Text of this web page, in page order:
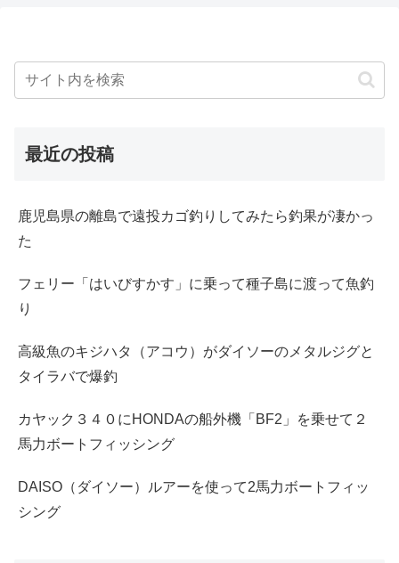
最近の投稿
鹿児島県の離島で遠投カゴ釣りしてみたら釣果が凄かっ
た
フェリー「はいびすかす」に乗って種子島に渡って魚釣
り
高級魚のキジハタ（アコウ）がダイソーのメタルジグと
タイラバで爆釣
カヤック３４０にHONDAの船外機「BF2」を乗せて２
馬力ボートフィッシング
DAISO（ダイソー）ルアーを使って2馬力ボートフィッ
シング